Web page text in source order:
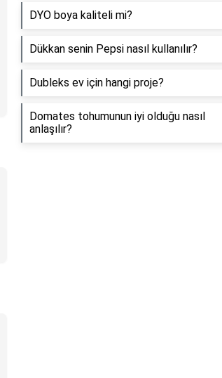
DYO boya kaliteli mi?
Dükkan senin Pepsi nasıl kullanılır?
Dubleks ev için hangi proje?
Domates tohumunun iyi olduğu nasıl
anlaşılır?